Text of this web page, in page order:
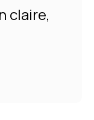
claire,